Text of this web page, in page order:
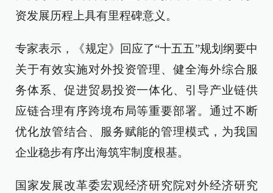
资发展历程上具有里程碑意义。
专家表示，《规定》回应了“十五五”规划纲要中
关于有效实施对外投资管理、健全海外综合服
务体系、促进贸易投资一体化、引导产业链供
应链合理有序跨境布局等重要部署。通过不断
优化放管结合、服务赋能的管理模式，为我国
企业稳步有序出海筑牢制度根基。
国家发展改革委宏观经济研究院对外经济研究